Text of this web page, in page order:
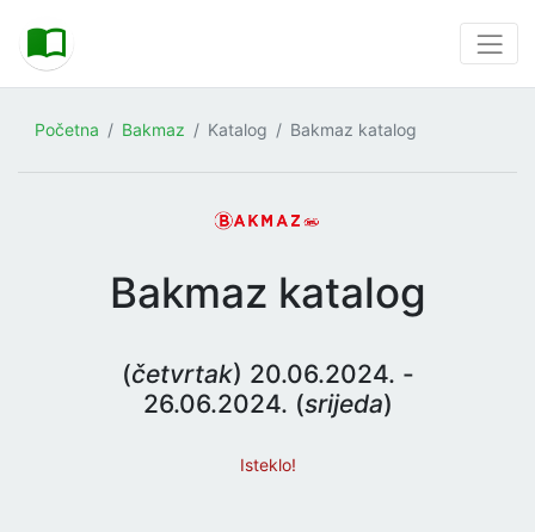
Početna Bakmaz Katalog Bakmaz katalog
Bakmaz katalog
(četvrtak) 20.06.2024. -
26.06.2024. (srijeda)
Isteklo!